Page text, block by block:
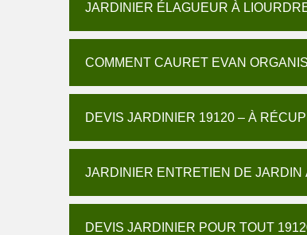
JARDINIER ÉLAGUEUR À
COMMENT CAURET EVAN
DEVIS JARDINIER 19120 – À
JARDINIER ENTRETIEN DE JARDIN
DEVIS JARDINIER POUR TOUT